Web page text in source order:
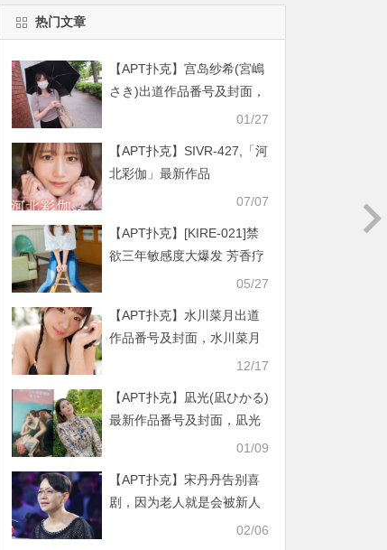
热门文章
【APT扑克】宫岛纱希(宮嶋
さき)出道作品番号及封面，
01/27
【APT扑克】SIVR-427,「河
北彩伽」最新作品
07/07
【APT扑克】[KIRE-021]禁
欲三年敏感度大爆发 芳香疗
05/27
【APT扑克】水川菜月出道
作品番号及封面，水川菜月
12/17
【APT扑克】凪光(凪ひかる)
最新作品番号及封面，凪光
01/09
【APT扑克】宋丹丹告别喜
剧，因为老人就是会被新人
02/06